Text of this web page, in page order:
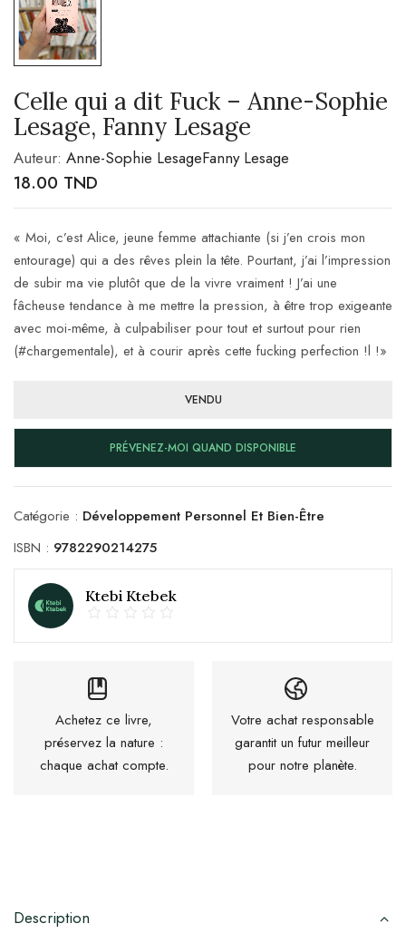
Celle qui a dit Fuck – Anne-Sophie
Lesage, Fanny Lesage
Auteur: Anne-Sophie LesageFanny Lesage
18.00 TND
« Moi, c’est Alice, jeune femme attachiante (si j’en crois mon
entourage) qui a des rêves plein la tête. Pourtant, j’ai l’impression
de subir ma vie plutôt que de la vivre vraiment ! J’ai une
fâcheuse tendance à me mettre la pression, à être trop exigeante
avec moi-même, à culpabiliser pour tout et surtout pour rien
(#chargementale), et à courir après cette fucking perfection !l !»
VENDU
PRÉVENEZ-MOI QUAND DISPONIBLE
Catégorie : Développement Personnel Et Bien-Être
ISBN : 9782290214275
Ktebi Ktebek
Achetez ce livre,
préservez la nature :
chaque achat compte.
Votre achat responsable
garantit un futur meilleur
pour notre planète.
Description